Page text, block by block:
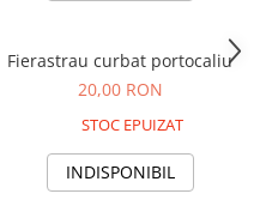
Fierastrau curbat portocaliu
20,00 RON
STOC EPUIZAT
INDISPONIBIL